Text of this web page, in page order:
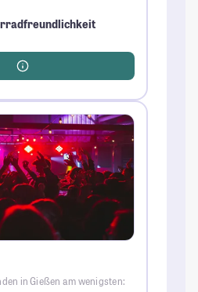
in Gießen am wenigsten: